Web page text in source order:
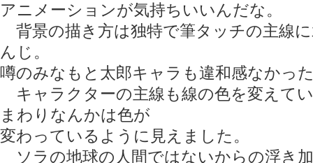
アニメーションが気持ちいいんだな。
背景の描き方は独特で筆タッチの主線
んじ。
噂のみなもと太郎キャラも違和感なかっ
キャラクターの主線も線の色を変えて
まわりなんかは色が
変わっているように見えました。
ソラの地球の人間ではないからの浮き